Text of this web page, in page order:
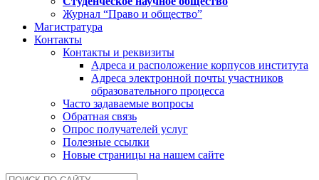
Журнал “Право и общество”
Магистратура
Контакты
Контакты и реквизиты
Адреса и расположение корпусов института
Адреса электронной почты участников
образовательного процесса
Часто задаваемые вопросы
Обратная связь
Опрос получателей услуг
Полезные ссылки
Новые страницы на нашем сайте